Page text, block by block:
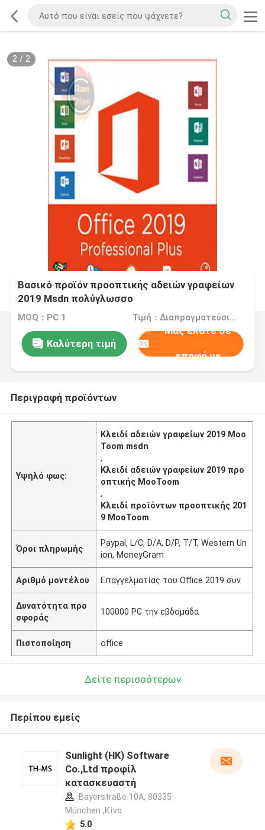
2/ 2
Βασικό προϊόν προοπτικής αδειών γραφείων
2019 Msdn πολύγλωσσο
MOQ：PC 1 Τιμή：Διαπραγματεύσιμα
Καλύτερη τιμή
Μας ελάτε σε
επαφή με
Περιγραφή προϊόντων
Υψηλό φως:
Κλειδί αδειών γραφείων 2019 Moo
Toom msdn
,
Κλειδί αδειών γραφείων 2019 προ
οπτικής MooToom
,
Κλειδί προϊόντων προοπτικής 201
9 MooToom
Όροι πληρωμής
Paypal, L/C, D/A, D/P, T/T, Western Un
ion, MoneyGram
Αριθμό μοντέλου Επαγγελματίας του Office 2019 συν
Δυνατότητα προ
σφοράς
100000 PC την εβδομάδα
Πιστοποίηση office
Δείτε περισσότερων
Περίπου εμείς
Sunlight (HK) Software
Co.,Ltd προφίλ
κατασκευαστή
Bayerstraße 10A, 80335
München ,Κίνα
5.0